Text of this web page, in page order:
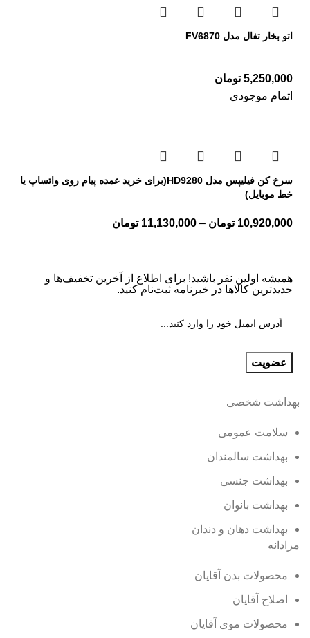
اتو بخار تفال مدل FV6870
5,250,000 تومان
اتمام موجودی
سرخ کن فیلیپس مدل HD9280(برای خرید عمده پیام روی واتساپ یا
خط موبایل)
10,920,000 تومان –
11,130,000 تومان
همیشه اولین نفر باشید! برای اطلاع از آخرین تخفیف‌ها و
جدیدترین کالاها در خبرنامه ثبت‌نام کنید.
بهداشت شخصی
سلامت عمومی
بهداشت سالمندان
بهداشت جنسی
بهداشت بانوان
بهداشت دهان و دندان
مرادانه
محصولات بدن آقایان
اصلاح آقایان
محصولات موی آقایان